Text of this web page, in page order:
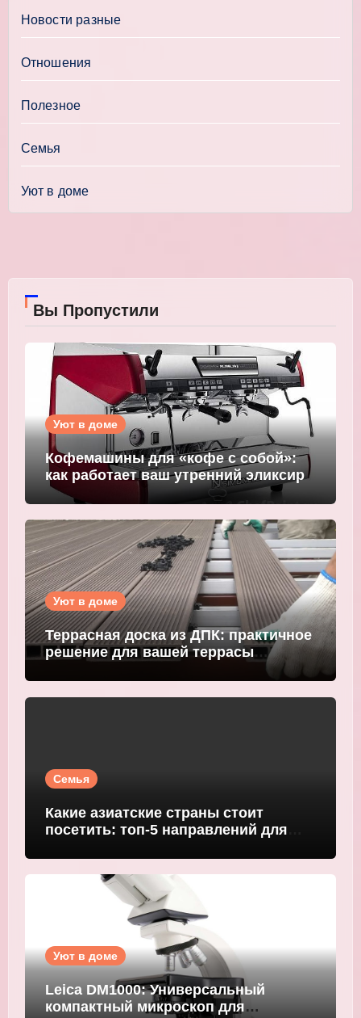
Новости разные
Отношения
Полезное
Семья
Уют в доме
Вы Пропустили
Уют в доме
Кофемашины для «кофе с собой»:
как работает ваш утренний эликсир
Уют в доме
Террасная доска из ДПК: практичное
решение для вашей террасы
Семья
Какие азиатские страны стоит
посетить: топ-5 направлений для
Уют в доме
Leica DM1000: Универсальный
компактный микроскоп для